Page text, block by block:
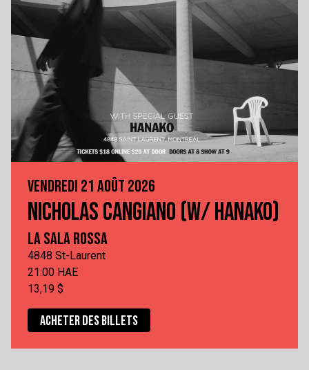
VENDREDI 21 AOÛT 2026
NICHOLAS CANGIANO (W/ HANAKO)
LA SALA ROSSA
4848 St-Laurent
21:00 HAE
13,19 $
ACHETER DES BILLETS